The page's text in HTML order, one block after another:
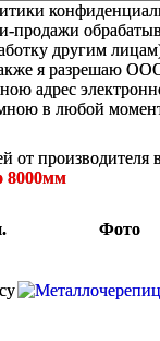
другим
я разрешаю
адрес
в любой
8000мм
Фото